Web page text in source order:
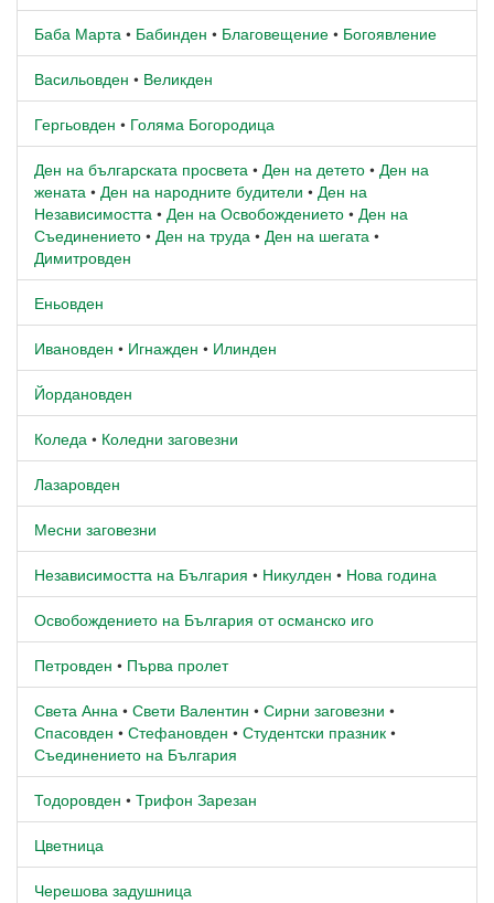
Баба Марта • Бабинден • Благовещение • Богоявление
Васильовден • Великден
Гергьовден • Голяма Богородица
Ден на българската просвета • Ден на детето • Ден на
жената • Ден на народните будители • Ден на
Независимостта • Ден на Освобождението • Ден на
Съединението • Ден на труда • Ден на шегата •
Димитровден
Еньовден
Ивановден • Игнажден • Илинден
Йордановден
Коледа • Коледни заговезни
Лазаровден
Месни заговезни
Независимостта на България • Никулден • Нова година
Освобождението на България от османско иго
Петровден • Първа пролет
Света Анна • Свети Валентин • Сирни заговезни •
Спасовден • Стефановден • Студентски празник •
Съединението на България
Тодоровден • Трифон Зарезан
Цветница
Черешова задушница